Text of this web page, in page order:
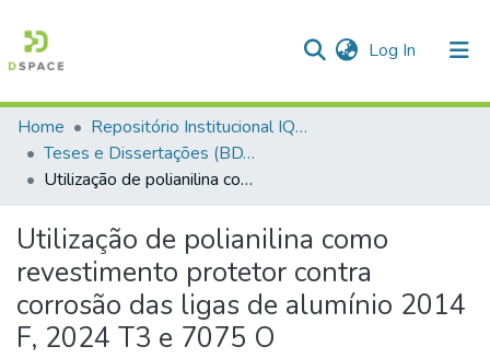
Log In (current)
Communities & Collections
All of DSpace
Statistics
Home
Repositório Institucional IQSC
Teses e Dissertações (BDTD USP)
Utilização de polianilina como revestimento protetor contra corrosão das ligas de alumínio 2014 F, 2024 T3 e 7075 O
Utilização de polianilina como
revestimento protetor contra
corrosão das ligas de alumínio 2014
F, 2024 T3 e 7075 O